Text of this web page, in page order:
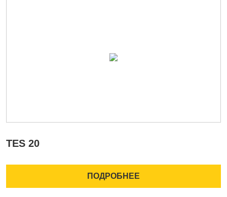
TES 20
ПОДРОБНЕЕ